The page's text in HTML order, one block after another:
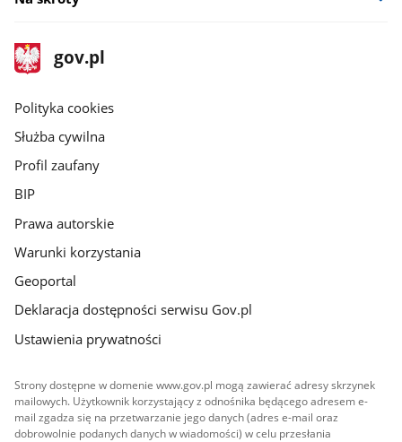
stopka
gov.pl
Strona
gov.pl
gov.pl
Polityka cookies
Służba cywilna
Profil zaufany
BIP
Prawa autorskie
Warunki korzystania
Geoportal
Deklaracja dostępności serwisu Gov.pl
Ustawienia prywatności
Strony dostępne w domenie www.gov.pl mogą zawierać adresy skrzynek
mailowych. Użytkownik korzystający z odnośnika będącego adresem e-
mail zgadza się na przetwarzanie jego danych (adres e-mail oraz
dobrowolnie podanych danych w wiadomości) w celu przesłania